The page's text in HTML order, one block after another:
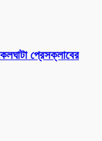
প্রেসক্লাবের